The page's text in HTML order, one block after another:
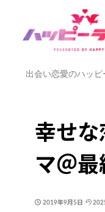
出会い恋愛のハッピ
幸せ
マ＠最
2019年9月5日